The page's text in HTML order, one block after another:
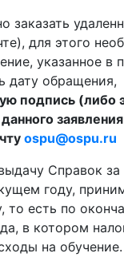
заказать
для этого
указанное в
дату обращения,
подпись (либо
ospu@ospu.ru
Справок за
году,
то есть по
в котором
на обучение.